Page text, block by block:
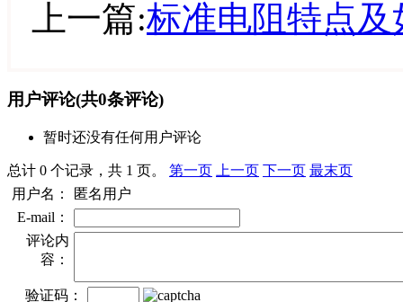
上一篇:标准电阻特点
用户评论(共0条评论)
暂时还没有任何用户评论
总计 0 个记录，共 1 页。 第一页 上一页 下一页 最末页
用户名：
匿名用户
E-mail：
评论内
容：
验证码：